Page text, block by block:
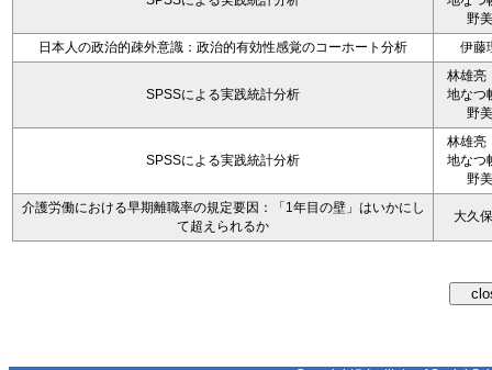
野
日本人の政治的疎外意識：政治的有効性感覚のコーホート分析
伊藤
SPSSによる実践統計分析
林雄亮
地なつ
野
SPSSによる実践統計分析
林雄亮
地なつ
野
介護労働における早期離職率の規定要因：「1年目の壁」はいかにし
て超えられるか
大久